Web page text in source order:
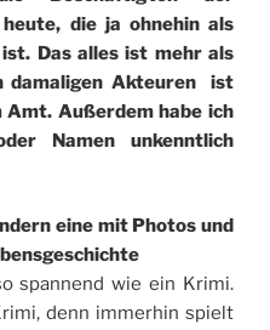
die ja ohnehin als
Das alles ist mehr als
damaligen Akteuren ist
Außerdem habe ich
Namen unkenntlich
eine mit Photos und
spannend wie ein Krimi.
denn immerhin spielt